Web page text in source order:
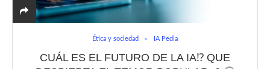
Ética y sociedad IA Pedia
CUÁL ES EL FUTURO DE LA IA⁉️ QUE